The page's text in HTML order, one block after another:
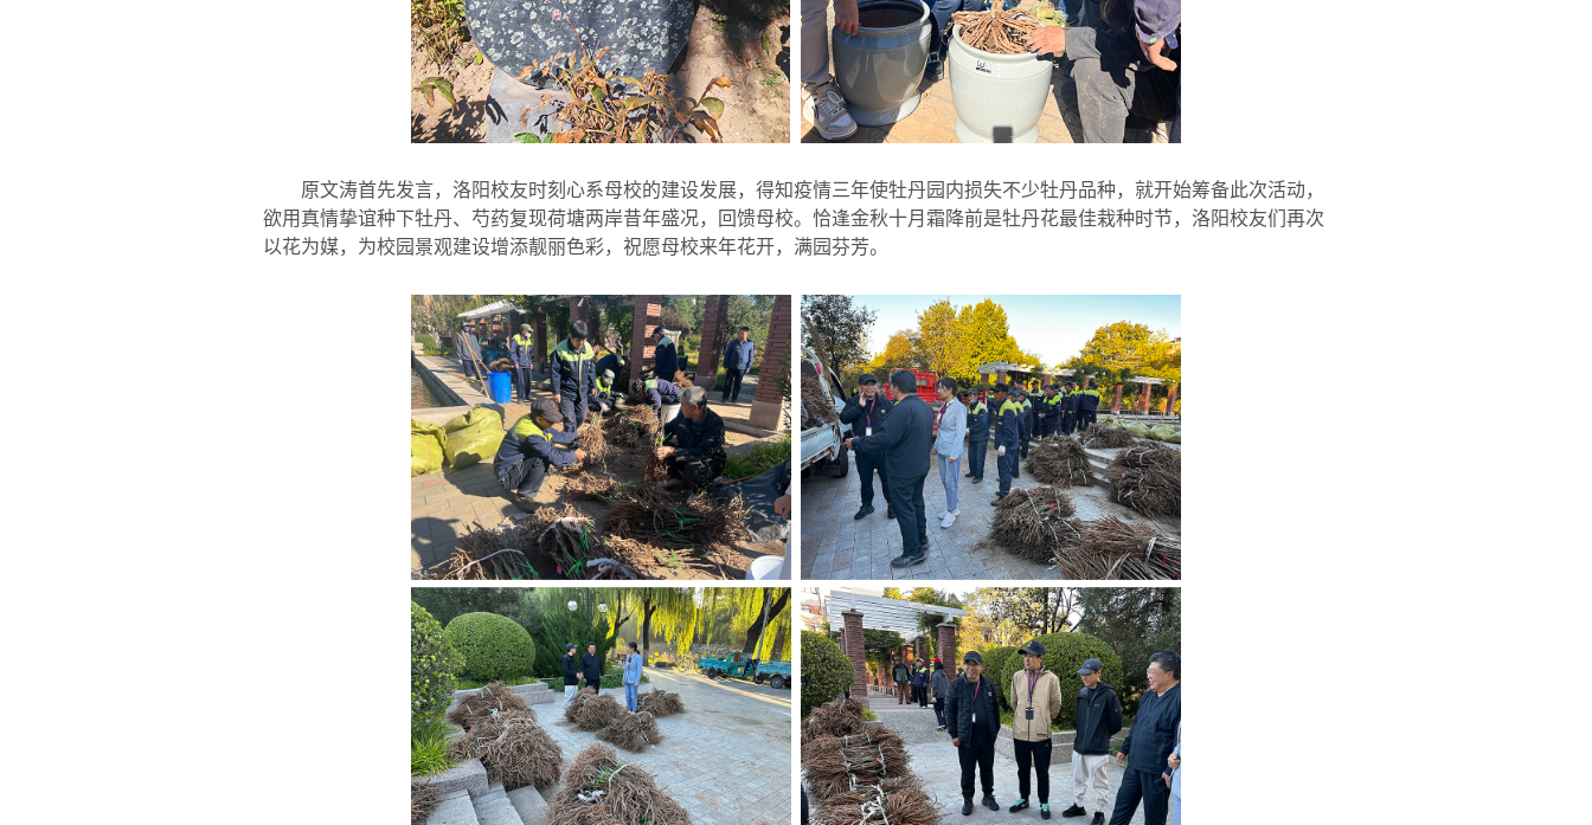
原文涛首先发言，洛阳校友时刻心系母校的建设发展，得知疫情三年使牡丹园内损失不少牡丹品种，就开始筹备此次活动，
欲用真情挚谊种下牡丹、芍药复现荷塘两岸昔年盛况，回馈母校。恰逢金秋十月霜降前是牡丹花最佳栽种时节，洛阳校友们再次
以花为媒，为校园景观建设增添靓丽色彩，祝愿母校来年花开，满园芬芳。